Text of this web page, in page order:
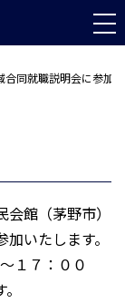
合同就職説明会に参加
館（茅野市）
加いたします。
１７：００